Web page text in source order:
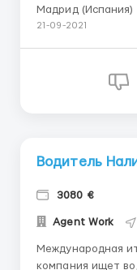
Мадрид (Испания)
панелей. В обязанности входит монтаж солнечных
21-09-2021
Водитель
3080 €
Agent Work
Международная
компания ищет